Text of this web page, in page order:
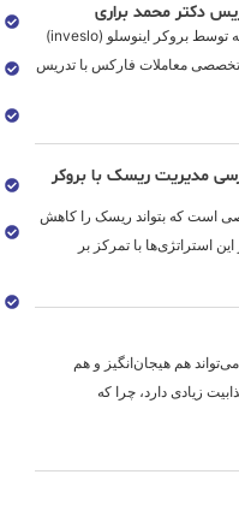
دکتر محمد براری
مسیر ورود به دنیای حرفه‌ای معاملات، بدون هزینه اولیه توسط بروکر اینوسلو (inveslo)
معاملات فارکس با تدریس
مدیریت ریسک با بروکر
است که بتواند ریسک را کاهش
استراتژی‌ها با تمرکز بر
هم هیجان‌انگیز و هم
زیادی دارد، چرا که